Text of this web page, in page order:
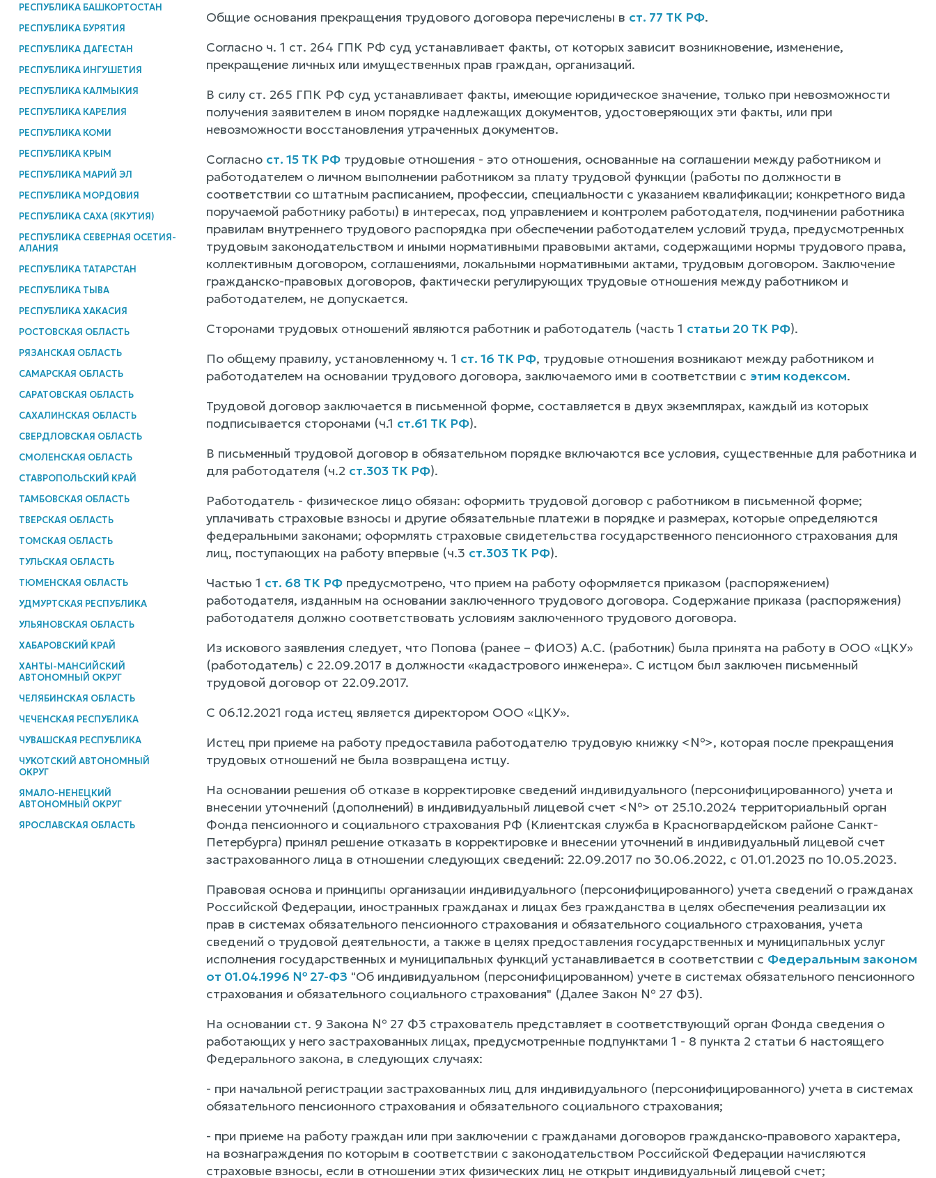
РЕСПУБЛИКА БАШКОРТОСТАН
РЕСПУБЛИКА БУРЯТИЯ
РЕСПУБЛИКА ДАГЕСТАН
РЕСПУБЛИКА ИНГУШЕТИЯ
РЕСПУБЛИКА КАЛМЫКИЯ
РЕСПУБЛИКА КАРЕЛИЯ
РЕСПУБЛИКА КОМИ
РЕСПУБЛИКА КРЫМ
РЕСПУБЛИКА МАРИЙ ЭЛ
РЕСПУБЛИКА МОРДОВИЯ
РЕСПУБЛИКА САХА (ЯКУТИЯ)
РЕСПУБЛИКА СЕВЕРНАЯ ОСЕТИЯ-
АЛАНИЯ
РЕСПУБЛИКА ТАТАРСТАН
РЕСПУБЛИКА ТЫВА
РЕСПУБЛИКА ХАКАСИЯ
РОСТОВСКАЯ ОБЛАСТЬ
РЯЗАНСКАЯ ОБЛАСТЬ
САМАРСКАЯ ОБЛАСТЬ
САРАТОВСКАЯ ОБЛАСТЬ
САХАЛИНСКАЯ ОБЛАСТЬ
СВЕРДЛОВСКАЯ ОБЛАСТЬ
СМОЛЕНСКАЯ ОБЛАСТЬ
СТАВРОПОЛЬСКИЙ КРАЙ
ТАМБОВСКАЯ ОБЛАСТЬ
ТВЕРСКАЯ ОБЛАСТЬ
ТОМСКАЯ ОБЛАСТЬ
ТУЛЬСКАЯ ОБЛАСТЬ
ТЮМЕНСКАЯ ОБЛАСТЬ
УДМУРТСКАЯ РЕСПУБЛИКА
УЛЬЯНОВСКАЯ ОБЛАСТЬ
ХАБАРОВСКИЙ КРАЙ
ХАНТЫ-МАНСИЙСКИЙ
АВТОНОМНЫЙ ОКРУГ
ЧЕЛЯБИНСКАЯ ОБЛАСТЬ
ЧЕЧЕНСКАЯ РЕСПУБЛИКА
ЧУВАШСКАЯ РЕСПУБЛИКА
ЧУКОТСКИЙ АВТОНОМНЫЙ
ОКРУГ
ЯМАЛО-НЕНЕЦКИЙ
АВТОНОМНЫЙ ОКРУГ
ЯРОСЛАВСКАЯ ОБЛАСТЬ
Общие основания прекращения трудового договора перечислены в ст. 77 ТК РФ.
Согласно ч. 1 ст. 264 ГПК РФ суд устанавливает факты, от которых зависит возникновение, изменение,
прекращение личных или имущественных прав граждан, организаций.
В силу ст. 265 ГПК РФ суд устанавливает факты, имеющие юридическое значение, только при невозможности
получения заявителем в ином порядке надлежащих документов, удостоверяющих эти факты, или при
невозможности восстановления утраченных документов.
Согласно ст. 15 ТК РФтрудовые отношения - это отношения, основанные на соглашении между работником и
работодателем о личном выполнении работником за плату трудовой функции (работы по должности в
соответствии со штатным расписанием, профессии, специальности с указанием квалификации; конкретного вида
поручаемой работнику работы) в интересах, под управлением и контролем работодателя, подчинении работника
правилам внутреннего трудового распорядка при обеспечении работодателем условий труда, предусмотренных
трудовым законодательством и иными нормативными правовыми актами, содержащими нормы трудового права,
коллективным договором, соглашениями, локальными нормативными актами, трудовым договором. Заключение
гражданско-правовых договоров, фактически регулирующих трудовые отношения между работником и
работодателем, не допускается.
Сторонами трудовых отношений являются работник и работодатель (часть 1 статьи 20 ТК РФ).
По общему правилу, установленному ч. 1 ст. 16 ТК РФ, трудовые отношения возникают между работником и
работодателем на основании трудового договора, заключаемого ими в соответствии с этим кодексом.
Трудовой договор заключается в письменной форме, составляется в двух экземплярах, каждый из которых
подписывается сторонами (ч.1 ст.61 ТК РФ).
В письменный трудовой договор в обязательном порядке включаются все условия, существенные для работника и
для работодателя (ч.2 ст.303 ТК РФ).
Работодатель - физическое лицо обязан: оформить трудовой договор с работником в письменной форме;
уплачивать страховые взносы и другие обязательные платежи в порядке и размерах, которые определяются
федеральными законами; оформлять страховые свидетельства государственного пенсионного страхования для
лиц, поступающих на работу впервые (ч.3 ст.303 ТК РФ).
Частью 1 ст. 68 ТК РФпредусмотрено, что прием на работу оформляется приказом (распоряжением)
работодателя, изданным на основании заключенного трудового договора. Содержание приказа (распоряжения)
работодателя должно соответствовать условиям заключенного трудового договора.
Из искового заявления следует, что Попова (ранее – ФИО3) А.С. (работник) была принята на работу в ООО «ЦКУ»
(работодатель) с 22.09.2017 в должности «кадастрового инженера». С истцом был заключен письменный
трудовой договор от 22.09.2017.
С 06.12.2021 года истец является директором ООО «ЦКУ».
Истец при приеме на работу предоставила работодателю трудовую книжку <№>, которая после прекращения
трудовых отношений не была возвращена истцу.
На основании решения об отказе в корректировке сведений индивидуального (персонифицированного) учета и
внесении уточнений (дополнений) в индивидуальный лицевой счет <№> от 25.10.2024 территориальный орган
Фонда пенсионного и социального страхования РФ (Клиентская служба в Красногвардейском районе Санкт-
Петербурга) принял решение отказать в корректировке и внесении уточнений в индивидуальный лицевой счет
застрахованного лица в отношении следующих сведений: 22.09.2017 по 30.06.2022, с 01.01.2023 по 10.05.2023.
Правовая основа и принципы организации индивидуального (персонифицированного) учета сведений о гражданах
Российской Федерации, иностранных гражданах и лицах без гражданства в целях обеспечения реализации их
прав в системах обязательного пенсионного страхования и обязательного социального страхования, учета
сведений о трудовой деятельности, а также в целях предоставления государственных и муниципальных услуг
исполнения государственных и муниципальных функций устанавливается в соответствии с Федеральным законом
от 01.04.1996 № 27-ФЗ "Об индивидуальном (персонифицированном) учете в системах обязательного пенсионного
страхования и обязательного социального страхования" (Далее Закон № 27 Ф3).
На основании ст. 9 Закона № 27 Ф3 страхователь представляет в соответствующий орган Фонда сведения о
работающих у него застрахованных лицах, предусмотренные подпунктами 1 - 8 пункта 2 статьи 6 настоящего
Федерального закона, в следующих случаях:
- при начальной регистрации застрахованных лиц для индивидуального (персонифицированного) учета в системах
обязательного пенсионного страхования и обязательного социального страхования;
- при приеме на работу граждан или при заключении с гражданами договоров гражданско-правового характера,
на вознаграждения по которым в соответствии с законодательством Российской Федерации начисляются
страховые взносы, если в отношении этих физических лиц не открыт индивидуальный лицевой счет;